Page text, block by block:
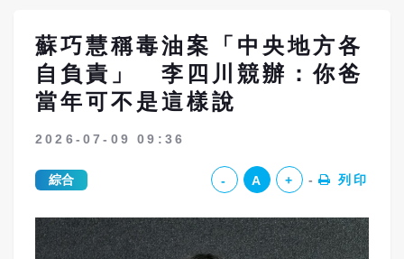
蘇巧慧稱毒油案「中央地方各
自負責」 李四川競辦：你爸
當年可不是這樣說
2026-07-09 09:36
綜合 - A + 列印